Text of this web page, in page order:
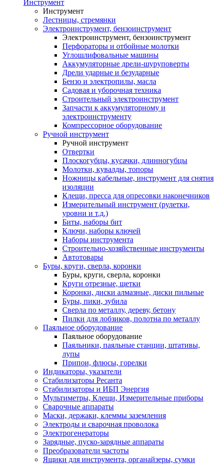
Инструмент
Инструмент
Лестницы, стремянки
Электроинструмент, бензоинструмент
Электроинструмент, бензоинструмент
Перфораторы и отбойные молотки
Углошлифовальные машины
Аккумуляторные дрели-шуруповерты
Дрели ударные и безударные
Бензо и электропилы, масла
Садовая и уборочная техника
Строительный электроинструмент
Запчасти к аккумуляторному и
электроинструменту
Компрессорное оборудование
Ручной инструмент
Ручной инструмент
Отвертки
Плоскогубцы, кусачки, длинногубцы
Молотки, кувалды, топоры
Ножницы кабельные, инструмент для снятия
изоляции
Клещи, пресса для опресовки наконечников
Измерительный инструмент (рулетки,
уровни и т.д.)
Биты, наборы бит
Ключи, наборы ключей
Наборы инструмента
Строительно-хозяйственные инструменты
Автотовары
Буры, круги, сверла, коронки
Буры, круги, сверла, коронки
Круги отрезные, щетки
Коронки, диски алмазные, диски пильные
Буры, пики, зубила
Сверла по металлу, дереву, бетону
Пилки для лобзиков, полотна по металлу
Паяльное оборудование
Паяльное оборудование
Паяльники, паяльные станции, штативы,
лупы
Припои, флюсы, горелки
Индикаторы, указатели
Стабилизаторы Ресанта
Стабилизаторы и ИБП Энергия
Мультиметры, Клещи, Измерительные приборы
Сварочные аппараты
Маски, держаки, клеммы заземления
Электроды и сварочная проволока
Электрогенераторы
Зарядные, пуско-зарядные аппараты
Преобразователи частоты
Ящики для инструмента, органайзеры, сумки